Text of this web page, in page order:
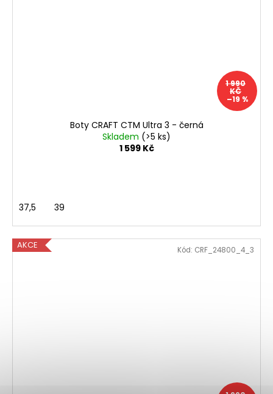
1 990
KČ
–19 %
Boty CRAFT CTM Ultra 3 - černá
Skladem (>5 ks)
1 599 Kč
37,5 39
AKCE Kód: CRF_24800_4_3